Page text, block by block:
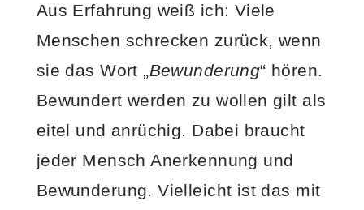
Aus Erfahrung weiß ich: Viele
Menschen schrecken zurück, wenn
sie das Wort „Bewunderung“ hören.
Bewundert werden zu wollen gilt als
eitel und anrüchig. Dabei braucht
jeder Mensch Anerkennung und
Bewunderung. Vielleicht ist das mit